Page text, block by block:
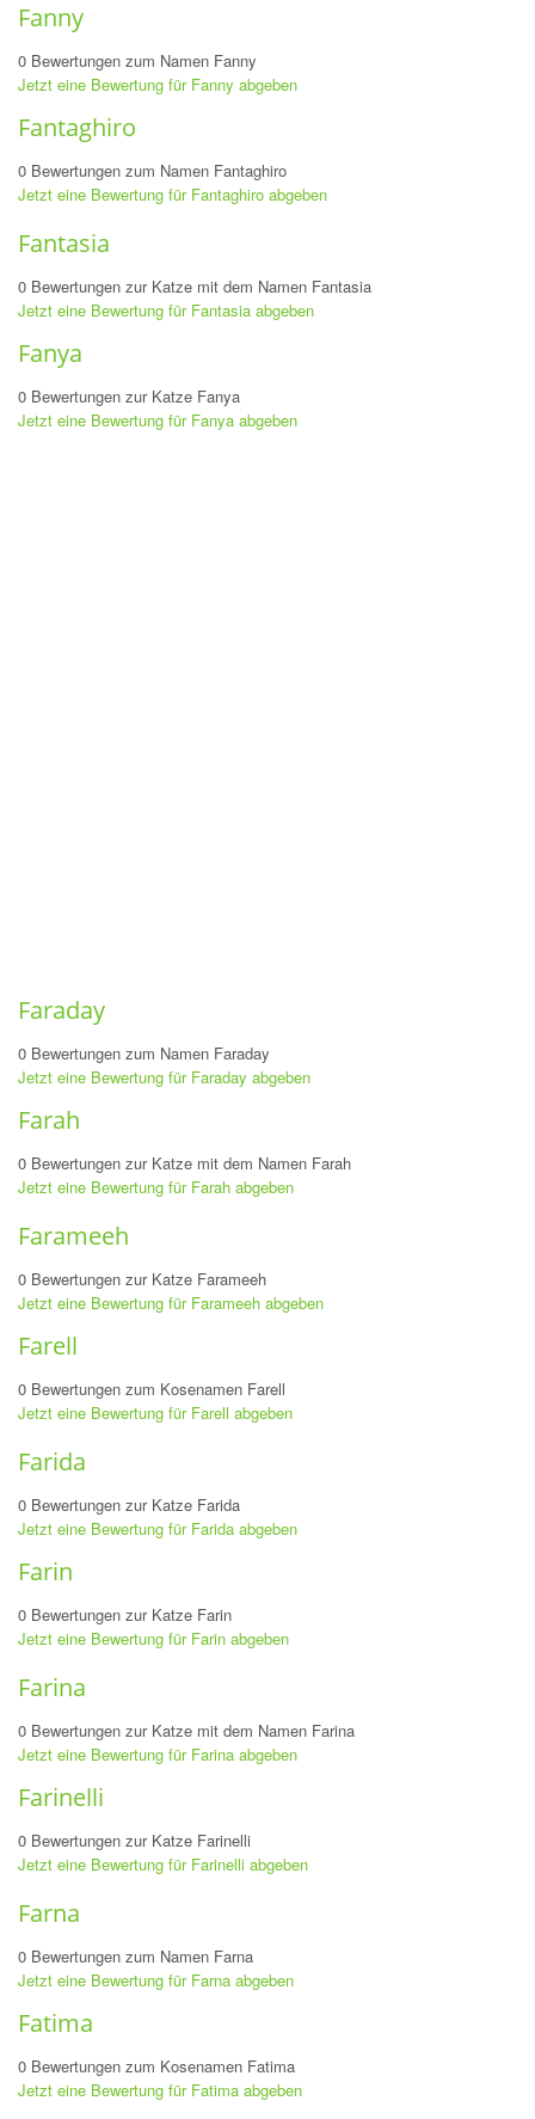
Fanny
0 Bewertungen zum Namen Fanny
Jetzt eine Bewertung für Fanny abgeben
Fantaghiro
0 Bewertungen zum Namen Fantaghiro
Jetzt eine Bewertung für Fantaghiro abgeben
Fantasia
0 Bewertungen zur Katze mit dem Namen Fantasia
Jetzt eine Bewertung für Fantasia abgeben
Fanya
0 Bewertungen zur Katze Fanya
Jetzt eine Bewertung für Fanya abgeben
Faraday
0 Bewertungen zum Namen Faraday
Jetzt eine Bewertung für Faraday abgeben
Farah
0 Bewertungen zur Katze mit dem Namen Farah
Jetzt eine Bewertung für Farah abgeben
Farameeh
0 Bewertungen zur Katze Farameeh
Jetzt eine Bewertung für Farameeh abgeben
Farell
0 Bewertungen zum Kosenamen Farell
Jetzt eine Bewertung für Farell abgeben
Farida
0 Bewertungen zur Katze Farida
Jetzt eine Bewertung für Farida abgeben
Farin
0 Bewertungen zur Katze Farin
Jetzt eine Bewertung für Farin abgeben
Farina
0 Bewertungen zur Katze mit dem Namen Farina
Jetzt eine Bewertung für Farina abgeben
Farinelli
0 Bewertungen zur Katze Farinelli
Jetzt eine Bewertung für Farinelli abgeben
Farna
0 Bewertungen zum Namen Farna
Jetzt eine Bewertung für Farna abgeben
Fatima
0 Bewertungen zum Kosenamen Fatima
Jetzt eine Bewertung für Fatima abgeben